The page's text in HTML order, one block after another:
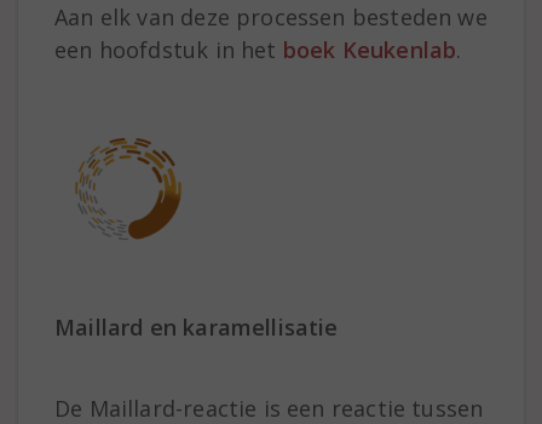
Aan elk van deze processen besteden we
een hoofdstuk in het boek Keukenlab.
Maillard en karamellisatie
De Maillard-reactie is een reactie tussen